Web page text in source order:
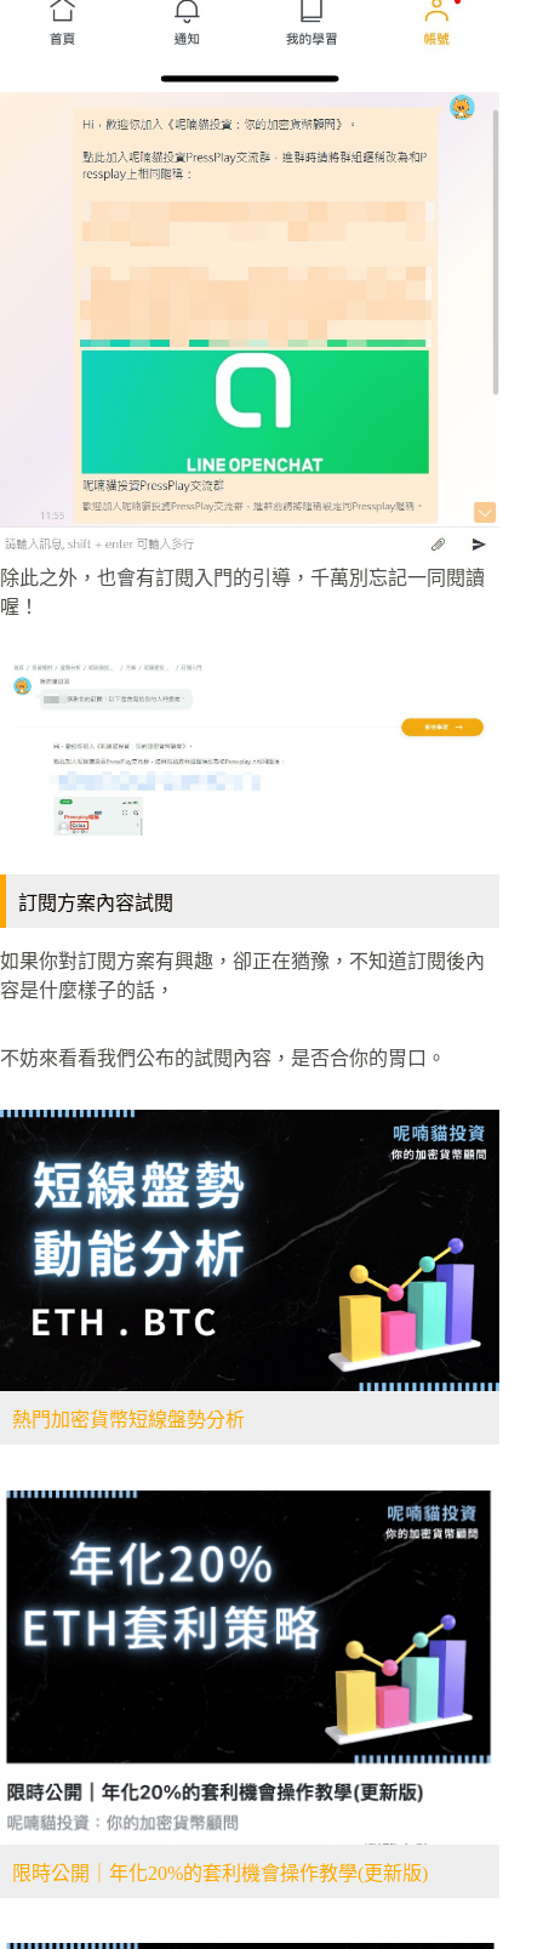
除此之外，也會有訂閱入門的引導，千萬別忘記一同閱讀
喔！
訂閱方案內容試閱
如果你對訂閱方案有興趣，卻正在猶豫，不知道訂閱後內
容是什麼樣子的話，
不妨來看看我們公布的試閱內容，是否合你的胃口。
熱門加密貨幣短線盤勢分析
限時公開｜年化20%的套利機會操作教學(更新版)